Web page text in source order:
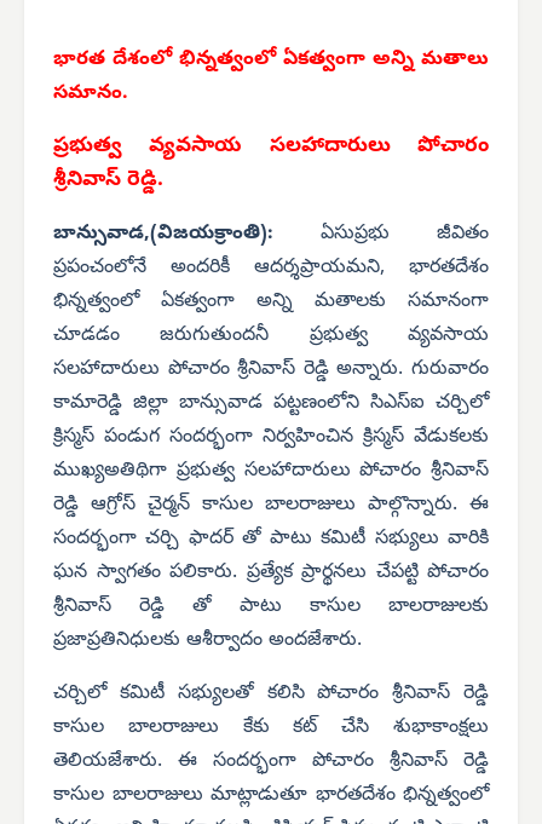
భారత దేశంలో భిన్నత్వంలో ఏకత్వంగా అన్ని మతాలు
సమానం.
ప్రభుత్వ వ్యవసాయ సలహాదారులు పోచారం
శ్రీనివాస్ రెడ్డి.
బాన్సువాడ,(విజయక్రాంతి): ఏసుప్రభు జీవితం
ప్రపంచంలోనే అందరికీ ఆదర్శప్రాయమని, భారతదేశం
భిన్నత్వంలో ఏకత్వంగా అన్ని మతాలకు సమానంగా
చూడడం జరుగుతుందనీ ప్రభుత్వ వ్యవసాయ
సలహాదారులు పోచారం శ్రీనివాస్ రెడ్డి అన్నారు. గురువారం
కామారెడ్డి జిల్లా బాన్సువాడ పట్టణంలోని సిఎస్ఐ చర్చిలో
క్రిస్మస్ పండుగ సందర్భంగా నిర్వహించిన క్రిస్మస్ వేడుకలకు
ముఖ్యఅతిథిగా ప్రభుత్వ సలహాదారులు పోచారం శ్రీనివాస్
రెడ్డి ఆగ్రోస్ చైర్మన్ కాసుల బాలరాజులు పాల్గొన్నారు. ఈ
సందర్భంగా చర్చి ఫాదర్ తో పాటు కమిటీ సభ్యులు వారికి
ఘన స్వాగతం పలికారు. ప్రత్యేక ప్రార్థనలు చేపట్టి పోచారం
శ్రీనివాస్ రెడ్డి తో పాటు కాసుల బాలరాజులకు
ప్రజాప్రతినిధులకు ఆశీర్వాదం అందజేశారు.
చర్చిలో కమిటీ సభ్యులతో కలిసి పోచారం శ్రీనివాస్ రెడ్డి
కాసుల బాలరాజులు కేకు కట్ చేసి శుభాకాంక్షలు
తెలియజేశారు. ఈ సందర్భంగా పోచారం శ్రీనివాస్ రెడ్డి
కాసుల బాలరాజులు మాట్లాడుతూ భారతదేశం భిన్నత్వంలో